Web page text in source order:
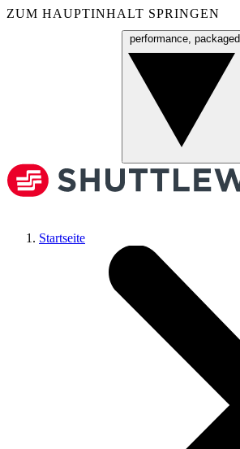
ZUM HAUPTINHALT SPRINGEN
performance, packaged
Startseite